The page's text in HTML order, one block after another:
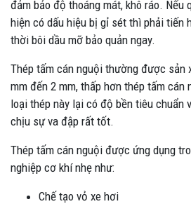
đảm bảo độ thoáng mát, khô ráo. Nếu
hiện có dấu hiệu bị gỉ sét thì phải tiến
thời bôi dầu mỡ bảo quản ngay.
Thép tấm cán nguội thường được sản
mm đến 2 mm, thấp hơn thép tấm cán
loại thép này lại có độ bền tiêu chuẩn
chịu sự va đập rất tốt.
Thép tấm cán nguội được ứng dụng
nghiệp cơ khí nhẹ như:
Chế tạo vỏ xe hơi